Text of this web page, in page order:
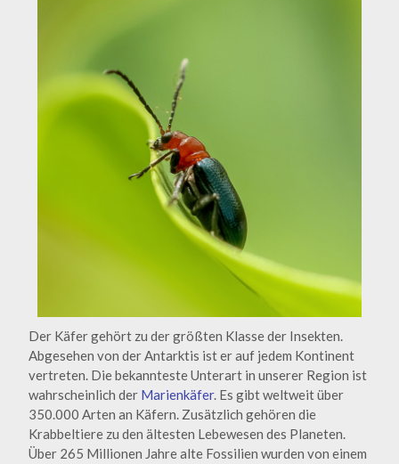
Der Käfer gehört zu der größten Klasse der Insekten.
Abgesehen von der Antarktis ist er auf jedem Kontinent
vertreten. Die bekannteste Unterart in unserer Region ist
wahrscheinlich der Marienkäfer. Es gibt weltweit über
350.000 Arten an Käfern. Zusätzlich gehören die
Krabbeltiere zu den ältesten Lebewesen des Planeten.
Über 265 Millionen Jahre alte Fossilien wurden von einem